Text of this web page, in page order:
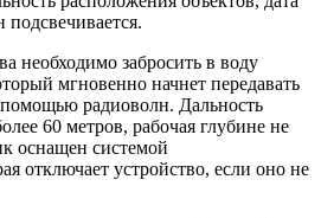
необходимо забросить в воду
мгновенно начнет передавать
радиоволн. Дальность
60 метров, рабочая глубине не
оснащен системой
отключает устройство, если оно не